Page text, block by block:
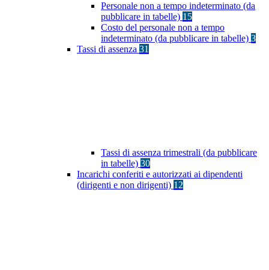
Personale non a tempo indeterminato (da
pubblicare in tabelle) 15
Costo del personale non a tempo
indeterminato (da pubblicare in tabelle) 3
Tassi di assenza 31
Tassi di assenza trimestrali (da pubblicare
in tabelle) 30
Incarichi conferiti e autorizzati ai dipendenti
(dirigenti e non dirigenti) 12